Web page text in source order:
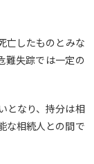
亡したものとみな
難失踪では一定の
となり、持分は相
な相続人との間で